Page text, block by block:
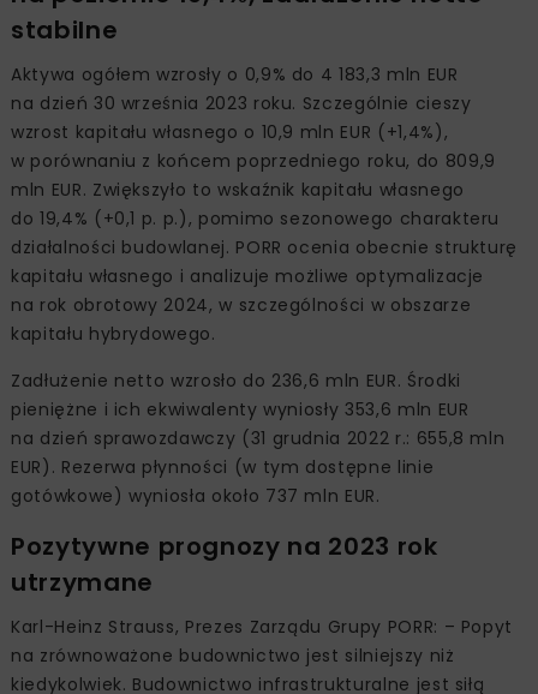
stabilne
Aktywa ogółem wzrosły o 0,9% do 4 183,3 mln EUR
na dzień 30 września 2023 roku. Szczególnie cieszy
wzrost kapitału własnego o 10,9 mln EUR (+1,4%),
w porównaniu z końcem poprzedniego roku, do 809,9
mln EUR. Zwiększyło to wskaźnik kapitału własnego
do 19,4% (+0,1 p. p.), pomimo sezonowego charakteru
działalności budowlanej. PORR ocenia obecnie strukturę
kapitału własnego i analizuje możliwe optymalizacje
na rok obrotowy 2024, w szczególności w obszarze
kapitału hybrydowego.
Zadłużenie netto wzrosło do 236,6 mln EUR. Środki
pieniężne i ich ekwiwalenty wyniosły 353,6 mln EUR
na dzień sprawozdawczy (31 grudnia 2022 r.: 655,8 mln
EUR). Rezerwa płynności (w tym dostępne linie
gotówkowe) wyniosła około 737 mln EUR.
Pozytywne prognozy na 2023 rok
utrzymane
Karl-Heinz Strauss, Prezes Zarządu Grupy PORR: – Popyt
na zrównoważone budownictwo jest silniejszy niż
kiedykolwiek. Budownictwo infrastrukturalne jest siłą